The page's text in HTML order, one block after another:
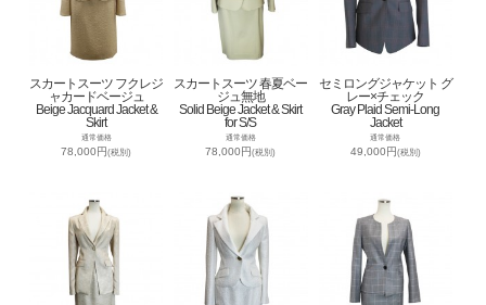
スカートスーツ フクレジ
ャカードベージュ
Beige Jacquard Jacket &
Skirt
通常価格
78,000円(税別)
スカートスーツ 春夏ベー
ジュ無地
Solid Beige Jacket & Skirt
for S/S
通常価格
78,000円(税別)
セミロングジャケット グ
レー×チェック
Gray Plaid Semi-Long
Jacket
通常価格
49,000円(税別)